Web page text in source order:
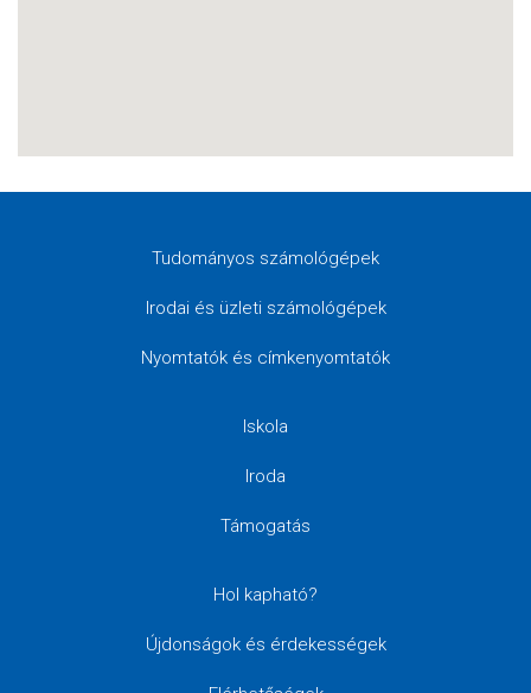
Tudományos számológépek
Irodai és üzleti számológépek
Nyomtatók és címkenyomtatók
Iskola
Iroda
Támogatás
Hol kapható?
Újdonságok és érdekességek